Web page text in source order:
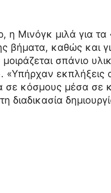
η Μινόγκ μιλά για
βήματα, καθώς και
σπάνιο
«Υπήρχαν εκπλήξεις
σε κόσμους μέσα σε
διαδικασία